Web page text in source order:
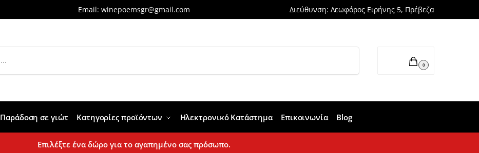
Email: winepoemsgr@gmail.com Διεύθυνση: Λεωφόρος Ειρήνης 5, Πρέβεζα
0
Παράδοση σε γιώτ Κατηγορίες προϊόντων Ηλεκτρονικό Κατάστημα Επικοινωνία Blog
Επιλέξτε ένα δώρο για το αγαπημένο σας πρόσωπο.